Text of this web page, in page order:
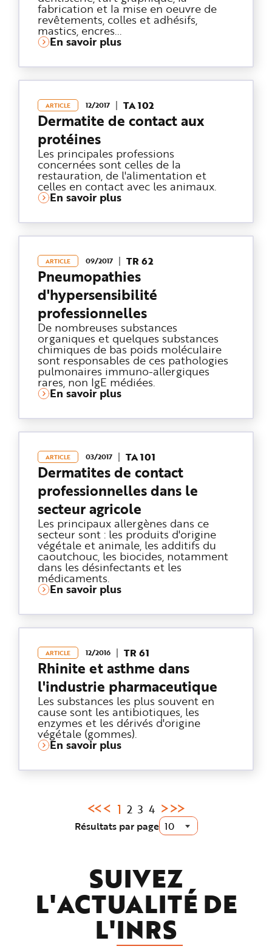
fabrication et la mise en oeuvre de
revêtements, colles et adhésifs,
mastics, encres...
En savoir plus
ARTICLE 12/2017 TA 102
Dermatite de contact aux
protéines
Les principales professions
concernées sont celles de la
restauration, de l'alimentation et
celles en contact avec les animaux.
En savoir plus
ARTICLE 09/2017 TR 62
Pneumopathies
d'hypersensibilité
professionnelles
De nombreuses substances
organiques et quelques substances
chimiques de bas poids moléculaire
sont responsables de ces pathologies
pulmonaires immuno-allergiques
rares, non IgE médiées.
En savoir plus
ARTICLE 03/2017 TA 101
Dermatites de contact
professionnelles dans le
secteur agricole
Les principaux allergènes dans ce
secteur sont : les produits d'origine
végétale et animale, les additifs du
caoutchouc, les biocides, notamment
dans les désinfectants et les
médicaments.
En savoir plus
ARTICLE 12/2016 TR 61
Rhinite et asthme dans
l'industrie pharmaceutique
Les substances les plus souvent en
cause sont les antibiotiques, les
enzymes et les dérivés d'origine
végétale (gommes).
En savoir plus
Résultats par page
Page
courante
1 2 3 4
SUIVEZ
L'ACTUALITÉ DE
L'INRS